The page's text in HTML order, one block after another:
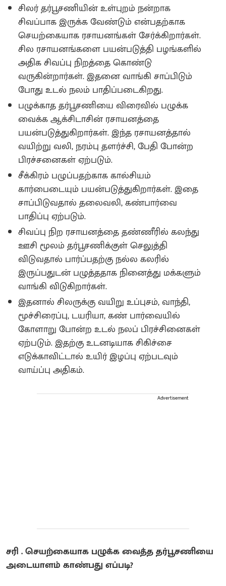
சிலர் தர்பூசணியின் உள்புறம் நன்றாக
சிவப்பாக இருக்க வேண்டும் என்பதற்காக
செயற்கையாக ரசாயனங்கள் சேர்க்கிறார்கள்.
சில ரசாயனங்களை பயன்படுத்தி பழங்களில்
அதிக சிவப்பு நிறத்தை கொண்டு
வருகின்றார்கள். இதனை வாங்கி சாப்பிடும்
போது உடல் நலம் பாதிப்படைகிறது.
பழுக்காத தர்பூசணியை விரைவில் பழுக்க
வைக்க ஆக்சிடாசின் ரசாயனத்தை
பயன்படுத்துகிறார்கள். இந்த ரசாயனத்தால்
வயிற்று வலி, நரம்பு தளர்ச்சி, பேதி போன்ற
பிரச்சனைகள் ஏற்படும்.
சீக்கிரம் பழுப்பதற்காக கால்சியம்
கார்பைடையும் பயன்படுத்துகிறார்கள். இதை
சாப்பிடுவதால் தலைவலி, கண்பார்வை
பாதிப்பு ஏற்படும்.
சிவப்பு நிற ரசாயனத்தை தண்ணீரில் கலந்து
ஊசி மூலம் தர்பூசணிக்குள் செலுத்தி
விடுவதால் பார்ப்பதற்கு நல்ல கலரில்
இருப்பதுடன் பழுத்ததாக நினைத்து மக்களும்
வாங்கி விடுகிறார்கள்.
இதனால் சிலருக்கு வயிறு உப்புசம், வாந்தி,
மூச்சிரைப்பு, டயரியா, கண் பார்வையில்
கோளாறு போன்ற உடல் நலப் பிரச்சினைகள்
ஏற்படும். இதற்கு உடனடியாக சிகிச்சை
எடுக்காவிட்டால் உயிர் இழப்பு ஏற்படவும்
வாய்ப்பு அதிகம்.
Advertisement
சரி . செயற்கையாக பழுக்க வைத்த தர்பூசணியை
அடையாளம் காண்பது எப்படி?